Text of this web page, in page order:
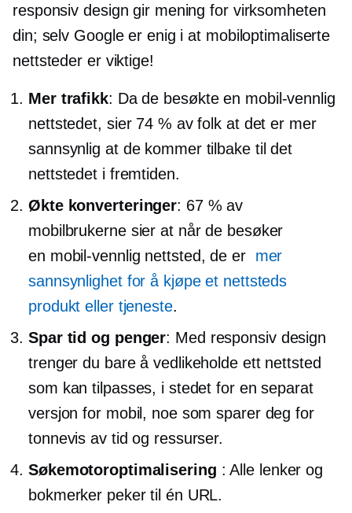
responsiv design gir mening for virksomheten
din; selv Google er enig i at mobiloptimaliserte
nettsteder er viktige!
Mer trafikk: Da de besøkte en mobil-vennlig
nettstedet, sier 74 % av folk at det er mer
sannsynlig at de kommer tilbake til det
nettstedet i fremtiden.
Økte konverteringer: 67 % av
mobilbrukerne sier at når de besøker
en mobil-vennlig nettsted, de er mer
sannsynlighet for å kjøpe et nettsteds
produkt eller tjeneste.
Spar tid og penger: Med responsiv design
trenger du bare å vedlikeholde ett nettsted
som kan tilpasses, i stedet for en separat
versjon for mobil, noe som sparer deg for
tonnevis av tid og ressurser.
Søkemotoroptimalisering : Alle lenker og
bokmerker peker til én URL.